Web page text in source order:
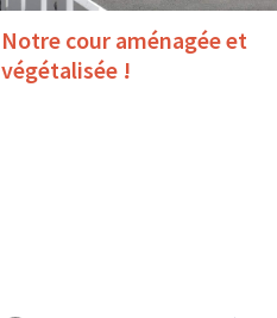
Notre cour aménagée et
végétalisée !